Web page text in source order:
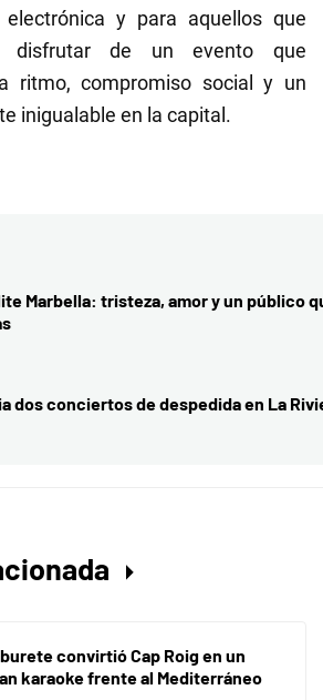
electrónica y para aquellos que
disfrutar de un evento que
ritmo, compromiso social y un
inigualable en la capital.
Marbella: tristeza, amor y un público
dos conciertos de despedida en La
convirtió Cap Roig en un
karaoke frente al Mediterráneo